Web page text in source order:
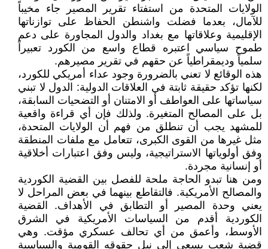
الولايات المتحدة من استفتاء تقرير المصير جاء مخيباً
للآمال، بعدما فضلت واشنطن الحفاظ على توازناتها
الإقليمية وعلاقاتها مع بغداد والدول المجاورة على دعم
طموح سياسي اعتبره قطاع واسع من الكورد تعبيراً
سلمياً وديمقراطياً عن حقهم في تقرير مصيرهم.
هذه الوقائع لا تعني بالضرورة وجود عداء أمريكي للكورد،
لكنها تؤكد حقيقة ثابتة في العلاقات الدولية: الدول لا تبني
سياساتها على العواطف أو الامتنان أو التضحيات السابقة،
بل على المصالح المتغيرة. ولذلك فإن أي قراءة واقعية
للمشهد يجب أن تنطلق من فهم أن الولايات المتحدة،
مثل غيرها من القوى الكبرى، تتعامل مع ملفات المنطقة
وفق أولوياتها الاستراتيجية، وليس وفق اعتبارات أخلاقية
أو إنسانية مجردة.
ومن هنا تبدو الحاجة ملحة للفصل بين القضية الكوردية
والمصالح الأمريكية. فالتقاطع بينهما في بعض المراحل لا
يعني وحدة المصير أو التطابق في الأهداف. القضية
الكوردية أقدم من السياسات الأمريكية في الشرق
الأوسط، وأعمق من أي تحالف عسكري مؤقت. وهي
قضية شعب يسعى إلى نيل حقوقه القومية والسياسية